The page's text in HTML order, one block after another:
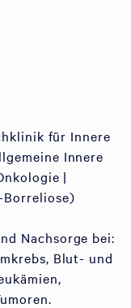
für Innere
Innere
|
Borreliose)
Nachsorge bei:
Blut- und